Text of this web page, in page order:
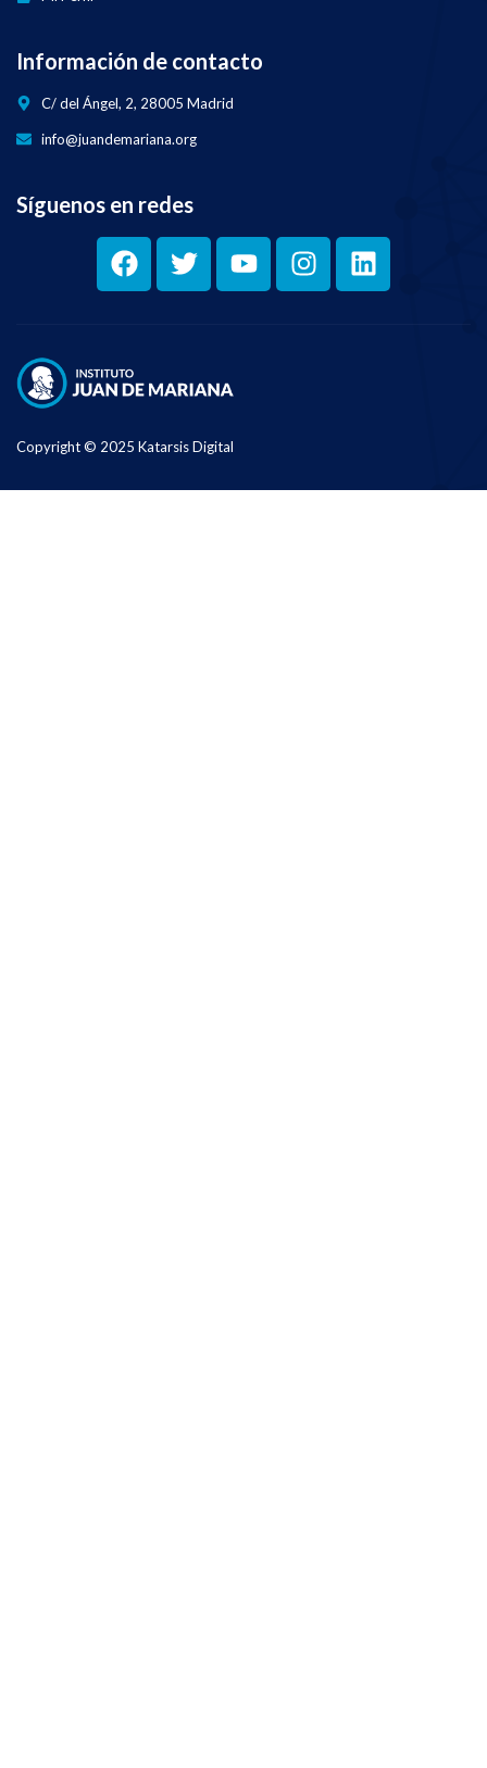
Información de contacto
C/ del Ángel, 2, 28005 Madrid
info@juandemariana.org
Síguenos en redes
Copyright © 2025 Katarsis Digital